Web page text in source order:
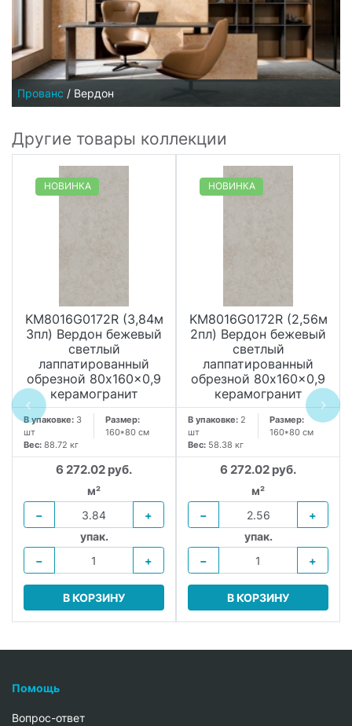
Прованс / Вердон
Другие товары коллекции
НОВИНКА
KM8016G0172R (3,84м
3пл) Вердон бежевый
светлый
лаппатированный
обрезной 80x160x0,9
керамогранит
В упаковке: 3
шт
Размер:
160*80 см
Вес: 88.72 кг
6 272.02 руб.
м²
−
+
упак.
−
+
В КОРЗИНУ
НОВИНКА
KM8016G0172R (2,56м
2пл) Вердон бежевый
светлый
лаппатированный
обрезной 80x160x0,9
керамогранит
В упаковке: 2
шт
Размер:
160*80 см
Вес: 58.38 кг
6 272.02 руб.
м²
−
+
упак.
−
+
В КОРЗИНУ
Помощь
Вопрос-ответ